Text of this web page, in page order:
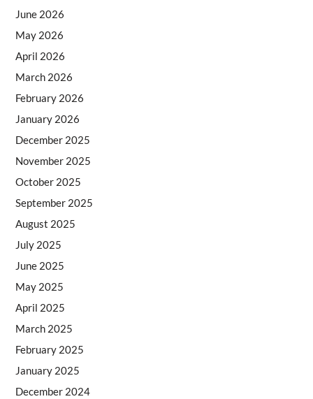
June 2026
May 2026
April 2026
March 2026
February 2026
January 2026
December 2025
November 2025
October 2025
September 2025
August 2025
July 2025
June 2025
May 2025
April 2025
March 2025
February 2025
January 2025
December 2024